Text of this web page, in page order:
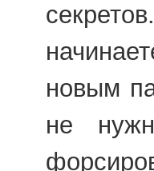
новым
не